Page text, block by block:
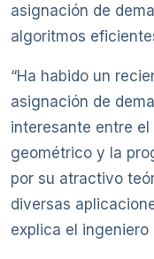
asignación de
algoritmos
“Ha habido un
asignación de
interesante entre
geométrico y la
por su atractivo
diversas
explica el